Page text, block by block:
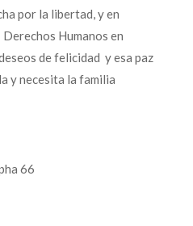
por la libertad, y en
Humanos en
de felicidad y esa paz
y necesita la familia
66